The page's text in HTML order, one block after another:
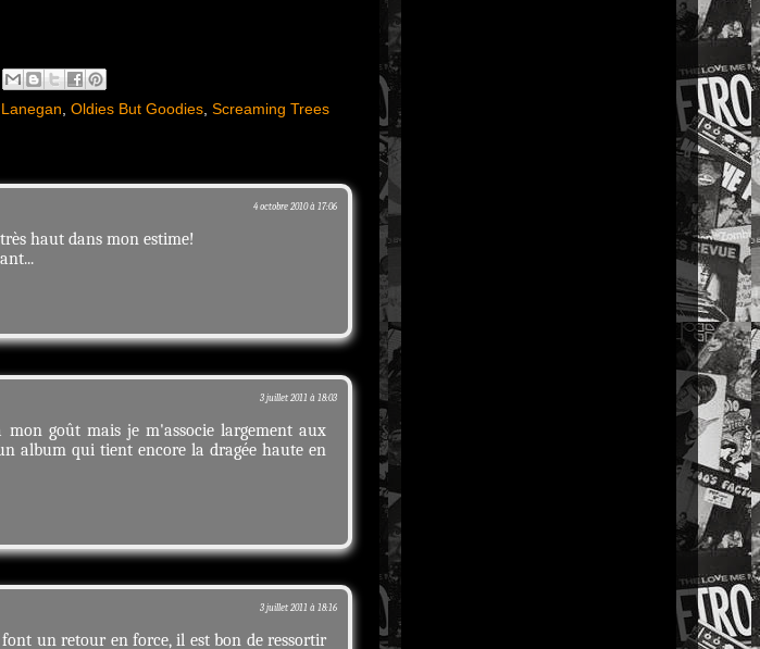
Oldies But Goodies Screaming Trees
4 octobre 2010 à 17:06
haut dans mon estime!
3 juillet 2011 à 18:03
goût mais je m'associe largement aux
album qui tient encore la dragée haute en
3 juillet 2011 à 18:16
un retour en force, il est bon de ressortir